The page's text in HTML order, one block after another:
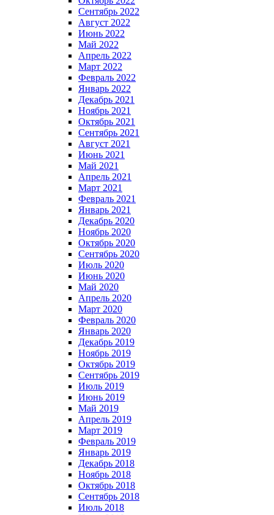
Сентябрь 2022
Август 2022
Июнь 2022
Май 2022
Апрель 2022
Март 2022
Февраль 2022
Январь 2022
Декабрь 2021
Ноябрь 2021
Октябрь 2021
Сентябрь 2021
Август 2021
Июнь 2021
Май 2021
Апрель 2021
Март 2021
Февраль 2021
Январь 2021
Декабрь 2020
Ноябрь 2020
Октябрь 2020
Сентябрь 2020
Июль 2020
Июнь 2020
Май 2020
Апрель 2020
Март 2020
Февраль 2020
Январь 2020
Декабрь 2019
Ноябрь 2019
Октябрь 2019
Сентябрь 2019
Июль 2019
Июнь 2019
Май 2019
Апрель 2019
Март 2019
Февраль 2019
Январь 2019
Декабрь 2018
Ноябрь 2018
Октябрь 2018
Сентябрь 2018
Июль 2018